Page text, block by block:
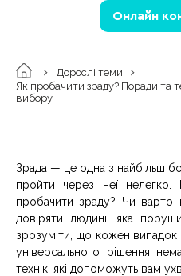
Онлайн
Дорослі теми
Як пробачити зраду? Поради та
вибору
Зрада — це одна з найбільш
пройти через неї нелегко.
пробачити зраду? Чи варто
довіряти людині, яка
зрозуміти, що кожен випадок
універсального рішення
технік, які допоможуть вам